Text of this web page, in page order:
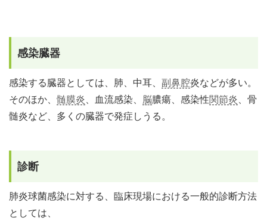
感染臓器
感染する臓器としては、肺、中耳、 副鼻腔炎などが多い。
そのほか、 髄膜炎 、血流感染、 脳膿瘍、感染性関節炎 、骨
髄炎など、多くの臓器で発症しうる。
診断
肺炎球菌感染に対する、臨床現場における一般的診断方法
としては、